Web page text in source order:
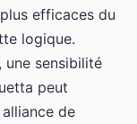
efficaces du
logique.
sensibilité
peut
de